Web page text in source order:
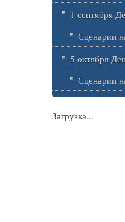
1 сентября
Сценарии
5 октября
Сценарии
Загрузка...